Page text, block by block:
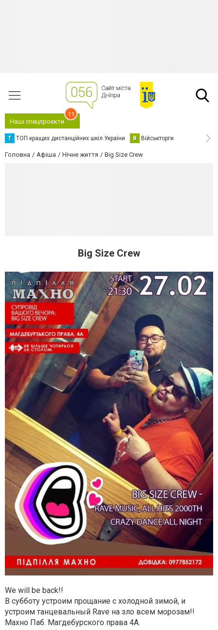
Наші спецпроєкти
11
Т ТОП кращих дистанційних шкіл України В Військторги
Головна Афіша Нічне життя Big Size Crew
Big Size Crew
We will be back!!
В субботу устроим прощание с холодной зимой, и
устроим танцевальный Rave на зло всем морозам!!
Махно Паб. Магдебурского права 4А.